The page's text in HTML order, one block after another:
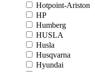
Hotpoint-Ariston
HP
Humberg
HUSLA
Husla
Husqvarna
Hyundai